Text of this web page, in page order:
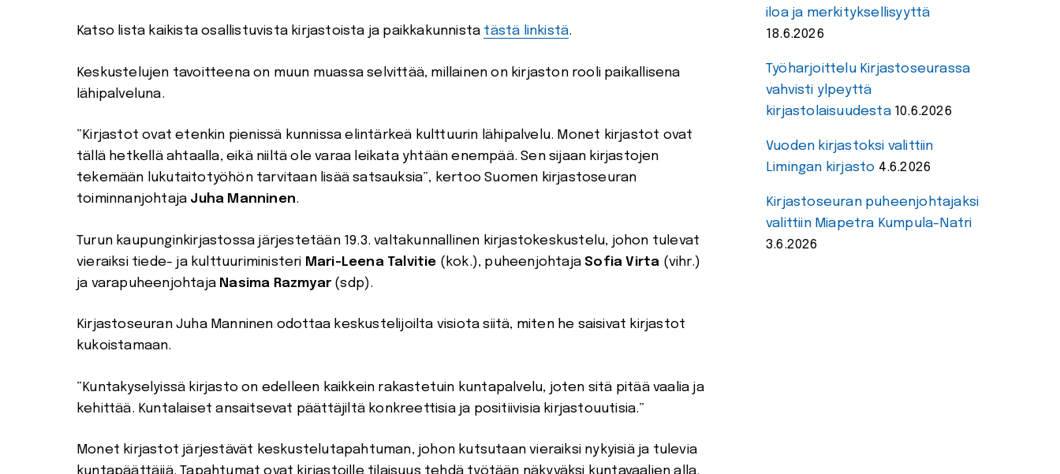
Katso lista kaikista osallistuvista kirjastoista ja paikkakunnista tästä linkistä.
Keskustelujen tavoitteena on muun muassa selvittää, millainen on kirjaston rooli paikallisena
lähipalveluna.
”Kirjastot ovat etenkin pienissä kunnissa elintärkeä kulttuurin lähipalvelu. Monet kirjastot ovat
tällä hetkellä ahtaalla, eikä niiltä ole varaa leikata yhtään enempää. Sen sijaan kirjastojen
tekemään lukutaitotyöhön tarvitaan lisää satsauksia”, kertoo Suomen kirjastoseuran
toiminnanjohtaja Juha Manninen.
Turun kaupunginkirjastossa järjestetään 19.3. valtakunnallinen kirjastokeskustelu, johon tulevat
vieraiksi tiede- ja kulttuuriministeri Mari-Leena Talvitie (kok.), puheenjohtaja Sofia Virta (vihr.)
ja varapuheenjohtaja Nasima Razmyar (sdp).
Kirjastoseuran Juha Manninen odottaa keskustelijoilta visiota siitä, miten he saisivat kirjastot
kukoistamaan.
”Kuntakyselyissä kirjasto on edelleen kaikkein rakastetuin kuntapalvelu, joten sitä pitää vaalia ja
kehittää. Kuntalaiset ansaitsevat päättäjiltä konkreettisia ja positiivisia kirjastouutisia.”
Monet kirjastot järjestävät keskustelutapahtuman, johon kutsutaan vieraiksi nykyisiä ja tulevia
kuntapäättäjiä. Tapahtumat ovat kirjastoille tilaisuus tehdä työtään näkyväksi kuntavaalien alla.
iloa ja merkityksellisyyttä
18.6.2026
Työharjoittelu Kirjastoseurassa
vahvisti ylpeyttä
kirjastolaisuudesta 10.6.2026
Vuoden kirjastoksi valittiin
Limingan kirjasto 4.6.2026
Kirjastoseuran puheenjohtajaksi
valittiin Miapetra Kumpula-Natri
3.6.2026